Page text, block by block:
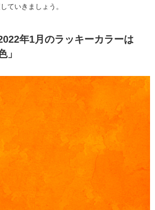
ていきましょう。
年1月のラッキーカラーは
」